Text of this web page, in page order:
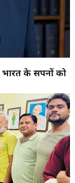
भारत के सपनों को